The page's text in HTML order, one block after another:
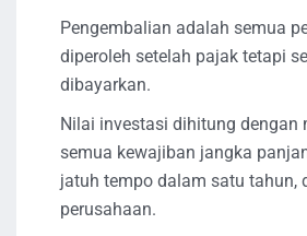
Pengembalian adalah semua
diperoleh setelah pajak tetapi
dibayarkan.
Nilai investasi dihitung dengan
semua kewajiban jangka
jatuh tempo dalam satu tahun,
perusahaan.